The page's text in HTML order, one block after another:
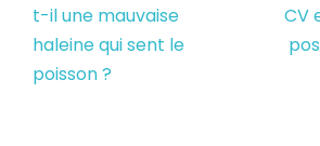
t-il une mauvaise
haleine qui sent le
poisson ?
CV